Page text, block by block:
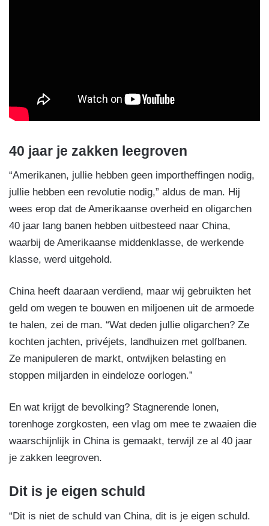
40 jaar je zakken leegroven
“Amerikanen, jullie hebben geen importheffingen nodig,
jullie hebben een revolutie nodig,” aldus de man. Hij
wees erop dat de Amerikaanse overheid en oligarchen
40 jaar lang banen hebben uitbesteed naar China,
waarbij de Amerikaanse middenklasse, de werkende
klasse, werd uitgehold.
China heeft daaraan verdiend, maar wij gebruikten het
geld om wegen te bouwen en miljoenen uit de armoede
te halen, zei de man. “Wat deden jullie oligarchen? Ze
kochten jachten, privéjets, landhuizen met golfbanen.
Ze manipuleren de markt, ontwijken belasting en
stoppen miljarden in eindeloze oorlogen.”
En wat krijgt de bevolking? Stagnerende lonen,
torenhoge zorgkosten, een vlag om mee te zwaaien die
waarschijnlijk in China is gemaakt, terwijl ze al 40 jaar
je zakken leegroven.
Dit is je eigen schuld
“Dit is niet de schuld van China, dit is je eigen schuld.